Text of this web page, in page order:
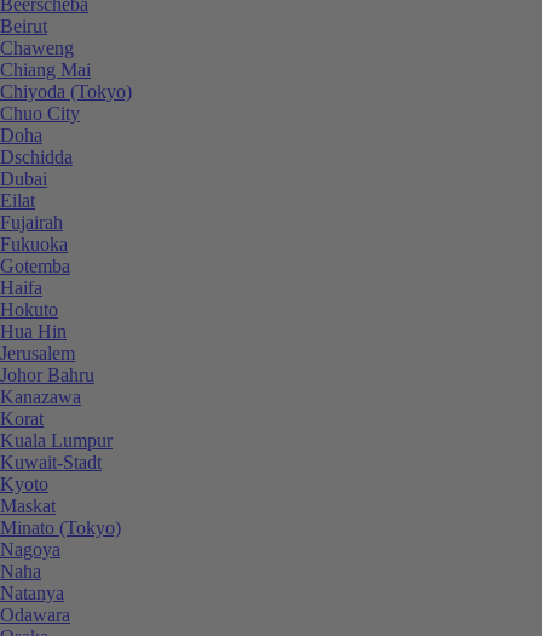
Beirut
Chaweng
Chiang Mai
Chiyoda (Tokyo)
Chuo City
Doha
Dschidda
Dubai
Eilat
Fujairah
Fukuoka
Gotemba
Haifa
Hokuto
Hua Hin
Jerusalem
Johor Bahru
Kanazawa
Korat
Kuala Lumpur
Kuwait-Stadt
Kyoto
Maskat
Minato (Tokyo)
Nagoya
Naha
Natanya
Odawara